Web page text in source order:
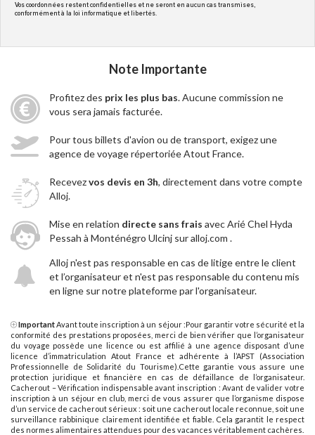
Vos coordonnées restent confidentielles et ne seront en aucun cas transmises,
conformément à la loi informatique et libertés.
Note Importante
Profitez des prix les plus bas. Aucune commission ne
vous sera jamais facturée.
Pour tous billets d'avion ou de transport, exigez une
agence de voyage répertoriée Atout France.
Recevezvos devis en 3h, directement dans votre compte
Alloj.
Mise en relation directe sans frais avec Arié Chel Hyda
Pessah à Monténégro Ulcinj sur alloj.com .
Alloj n'est pas responsable en cas de litige entre le client
et l’organisateur et n'est pas responsable du contenu mis
en ligne sur notre plateforme par l'organisateur.
ImportantAvant toute inscription à un séjour :Pour garantir votre sécurité et la
conformité des prestations proposées, merci de bien vérifier que l’organisateur
du voyage possède une licence ou est affilié à une agence disposant d’une
licence d’immatriculation Atout France et adhérente à l’APST (Association
Professionnelle de Solidarité du Tourisme).Cette garantie vous assure une
protection juridique et financière en cas de défaillance de l’organisateur.
Cacherout – Vérification indispensable avant inscription : Avant de valider votre
inscription à un séjour en club, merci de vous assurer que l’organisme dispose
d’un service de cacherout sérieux : soit une cacherout locale reconnue, soit une
surveillance rabbinique clairement identifiée et fiable. Cela garantit le respect
des normes alimentaires attendues pour des vacances véritablement cachères.